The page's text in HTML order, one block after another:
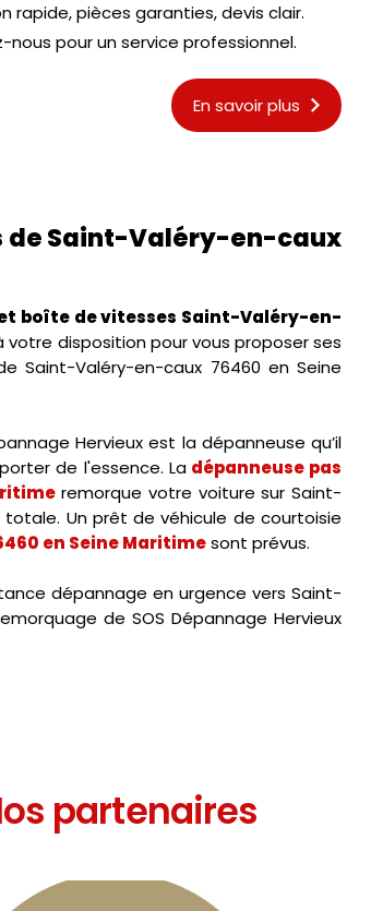
rapide, pièces garanties, devis clair.
pour un service professionnel.
En savoir plus
de Saint-Valéry-en-caux
boîte de vitesses Saint-Valéry-en-
votre disposition pour vous proposer ses
Saint-Valéry-en-caux 76460 en Seine
Hervieux est la dépanneuse qu’il
de l'essence. Ladépanneuse pas
remorque votre voiture sur Saint-
Un prêt de véhicule de courtoisie
en Seine Maritimesont prévus.
dépannage en urgence vers Saint-
de SOS Dépannage Hervieux
partenaires